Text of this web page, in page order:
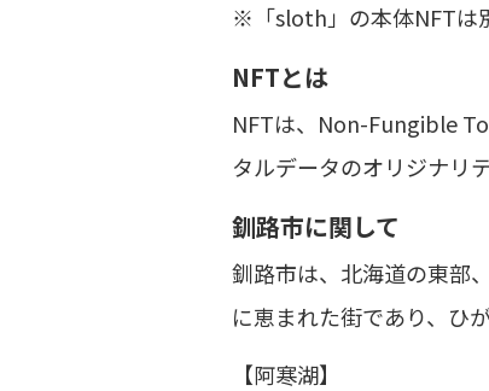
※「sloth」の本体NFTは
NFTとは
NFTは、Non-Fungible
タルデータのオリジナリ
釧路市に関して
釧路市は、北海道の東部
に恵まれた街であり、ひ
【阿寒湖】